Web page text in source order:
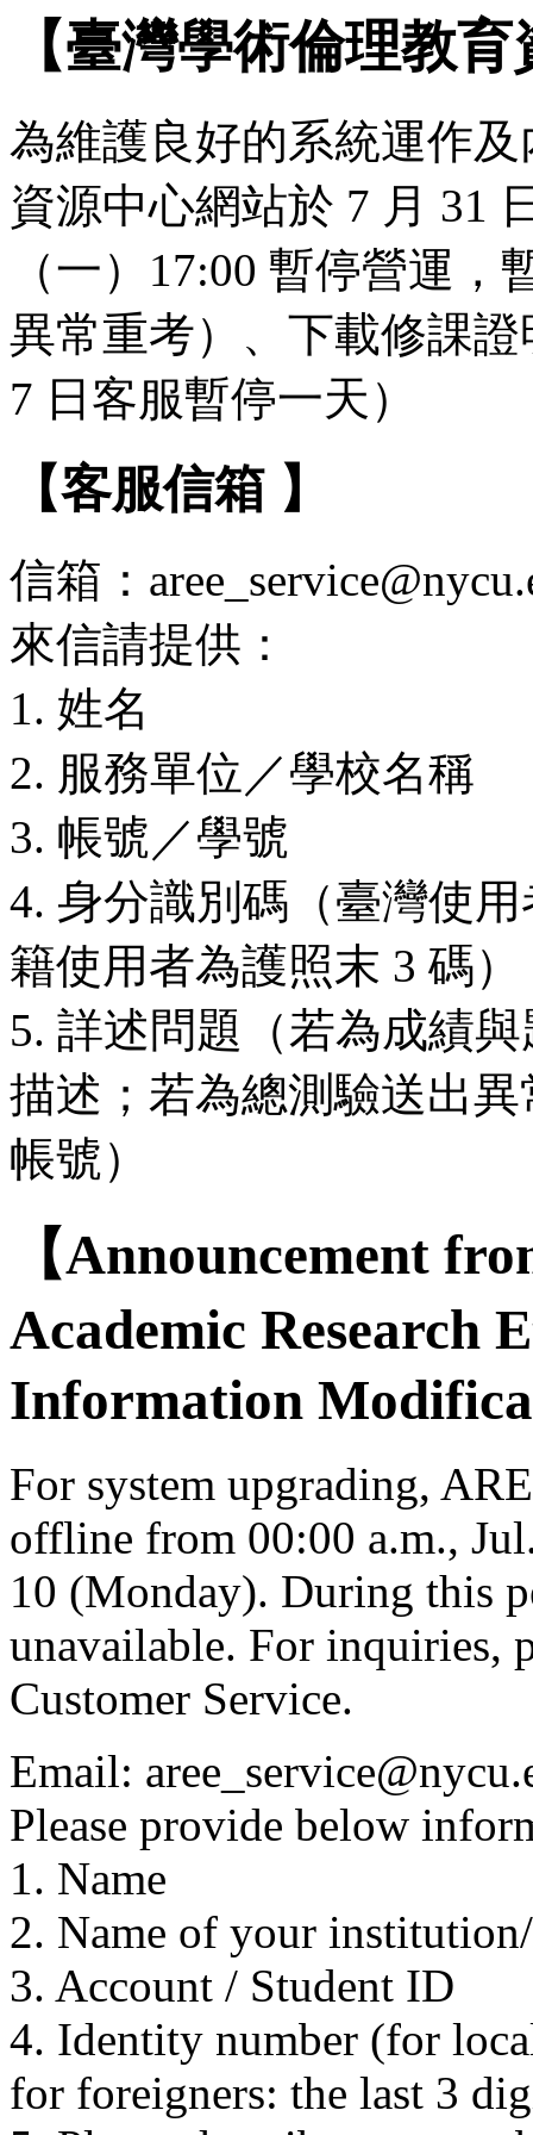
【臺灣學術倫理教
為維護良好的系統運作
資源中心網站於 7 月 31
（一）17:00 暫停營運
異常重考）、下載修課
7 日客服暫停一天）
【客服信箱 】
信箱：
來信請提供：
1. 姓名
2. 服務單位／學校名稱
3. 帳號／學號
4. 身分識別碼（臺灣使
籍使用者為護照末 3 碼）
5. 詳述問題（若為成績
描述；若為總測驗送出
帳號）
【Announcement
Academic Research
Information
For system upgrading,
offline from 00:00 a.m.,
10 (Monday). During this
unavailable. For inquiries,
Customer Service.
Email:
Please provide below
1. Name
2. Name of your
3. Account / Student ID
4. Identity number (for
for foreigners: the last 3